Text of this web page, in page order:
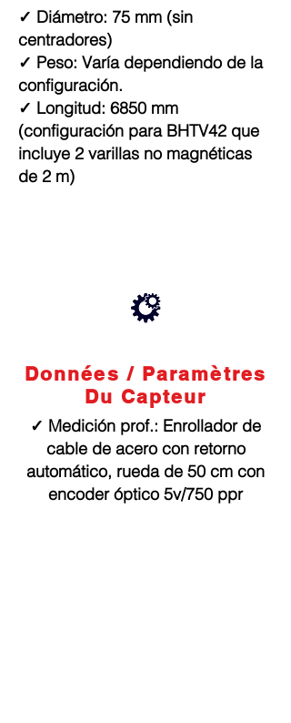
✓ Diámetro: 75 mm (sin
centradores)
✓ Peso: Varía dependiendo de la
configuración.
✓ Longitud: 6850 mm
(configuración para BHTV42 que
incluye 2 varillas no magnéticas
de 2 m)
Données / Paramètres
Du Capteur
✓ Medición prof.: Enrollador de
cable de acero con retorno
automático, rueda de 50 cm con
encoder óptico 5v/750 ppr